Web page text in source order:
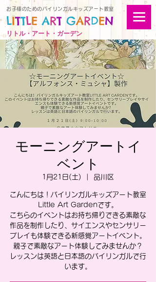
お子様のためのバイリンガルキッズアート教室
LITTLE ART GARDEN
リトル・アート・ガーデン
モーニングアートイ
ベント
1月21日(土) 品川区
こんにちは！バイリンガルキッズアート教室
Little Art Gardenです。
こちらのイベントはお持ち帰りできる素敵な
作品を制作したり、サイエンスやセンサリー
プレイも体験できる新感覚アートイベント。
親子で素敵なアート体験してみませんか？
レッスンは英語と日本語のバイリンガルで行
います。